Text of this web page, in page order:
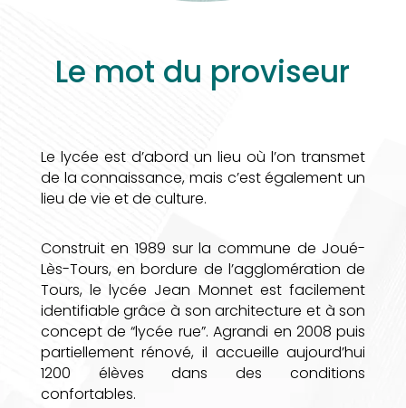
Le mot du proviseur
Le lycée est d’abord un lieu où l’on transmet
de la connaissance, mais c’est également un
lieu de vie et de culture.
Construit en 1989 sur la commune de Joué-
Lès-Tours, en bordure de l’agglomération de
Tours, le lycée Jean Monnet est facilement
identifiable grâce à son architecture et à son
concept de “lycée rue”. Agrandi en 2008 puis
partiellement rénové, il accueille aujourd’hui
1200 élèves dans des conditions
confortables.